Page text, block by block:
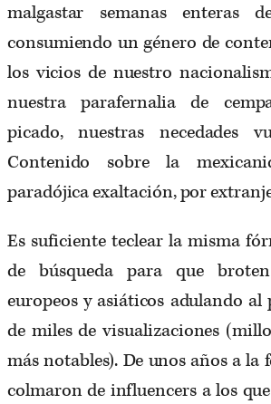
malgastar semanas enteras
consumiendo un género de
los vicios de nuestro
nuestra parafernalia de
picado, nuestras necedades
Contenido sobre la
paradójica exaltación, por
Es suficiente teclear la misma
de búsqueda para que
europeos y asiáticos adulando al
de miles de visualizaciones
más notables). De unos años a la
colmaron de influencers a los